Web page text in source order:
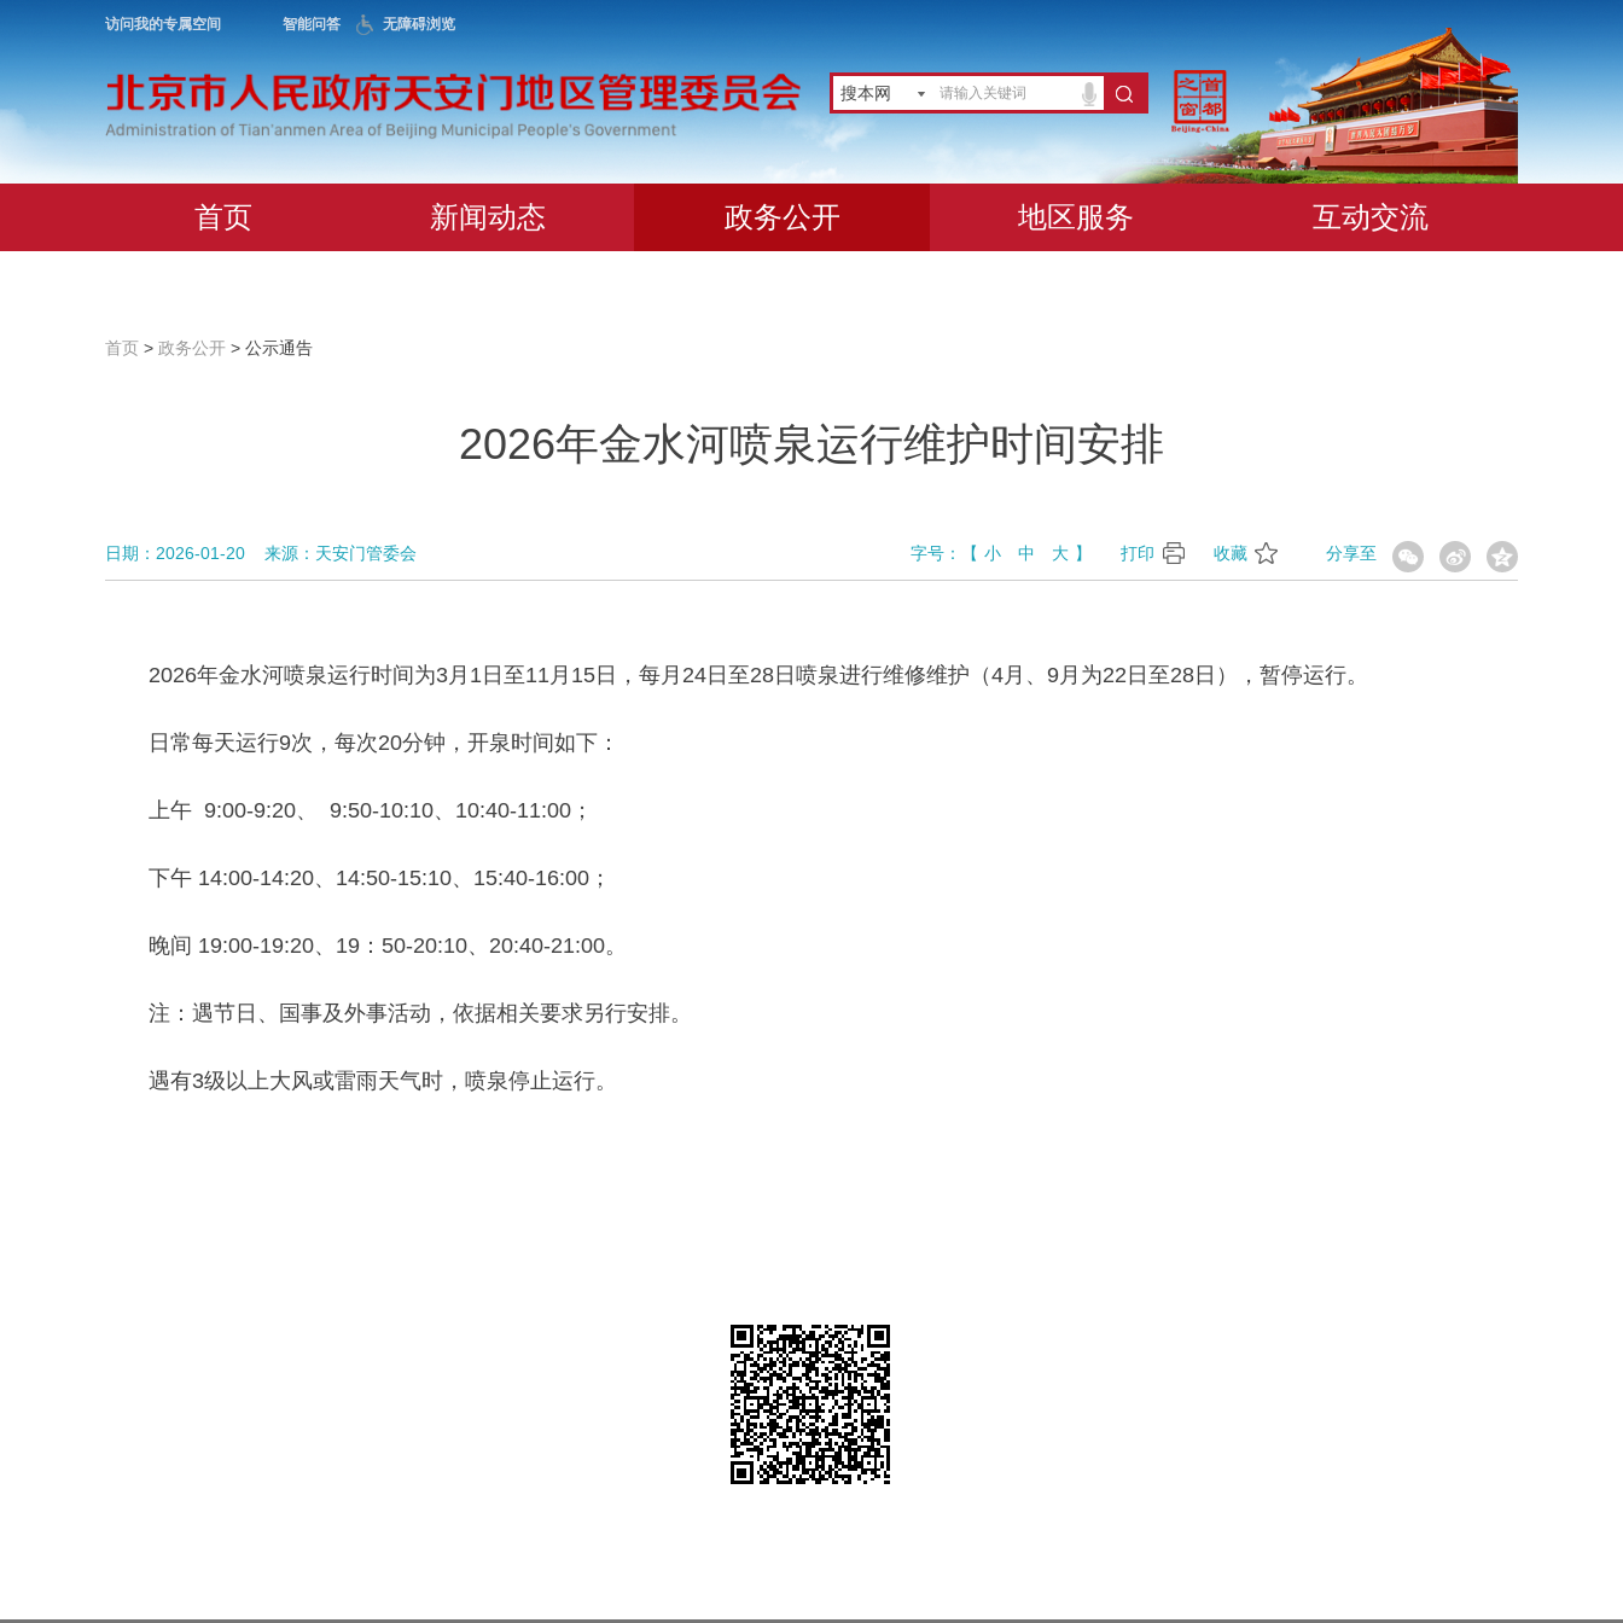
访问我的专属空间 智能问答 无障碍浏览
搜本网
首页 新闻动态 政务公开 地区服务 互动交流
首页 > 政务公开 > 公示通告
2026年金水河喷泉运行维护时间安排
日期：2026-01-20 来源：天安门管委会 分享至
字号： 【 小 中 大 】 打印 收藏
2026年金水河喷泉运行时间为3月1日至11月15日，每月24日至28日喷泉进行维修维护（4月、9月为22日至28日），暂停运行。
日常每天运行9次，每次20分钟，开泉时间如下：
上午 9:00-9:20、 9:50-10:10、10:40-11:00；
下午 14:00-14:20、14:50-15:10、15:40-16:00；
晚间 19:00-19:20、19：50-20:10、20:40-21:00。
注：遇节日、国事及外事活动，依据相关要求另行安排。
遇有3级以上大风或雷雨天气时，喷泉停止运行。